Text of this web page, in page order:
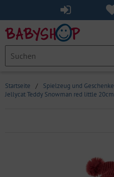
Startseite / Spielzeug und Geschenke
Jellycat Teddy Snowman red little 20cm